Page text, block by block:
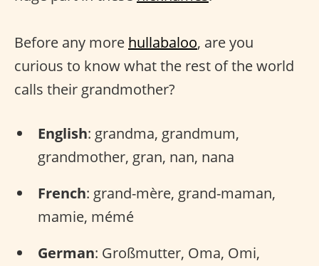
Before any more hullabaloo, are you
curious to know what the rest of the world
calls their grandmother?
English: grandma, grandmum,
grandmother, gran, nan, nana
French: grand-mère, grand-maman,
mamie, mémé
German: Großmutter, Oma, Omi,